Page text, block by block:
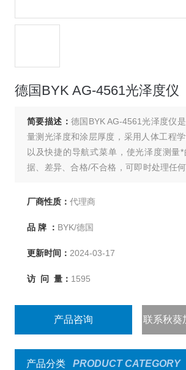
德国BYK AG-4561光泽度仪
简要描述： 德国BYK AG-4561光泽度仪
量测光泽度和涂层厚度，采用人体工程学
以及快捷的导航式菜单，使光泽度测量
据、差异、合格/不合格，可即时处理任
读数要求有可信赖的校准。智能自动诊
app破解下载提供优惠价
厂商性质： 代理商
品 牌 ： BYK/德国
更新时间： 2024-03-17
访 问 量： 1595
产品咨询 联系秋葵
产品分类
PRODUCT CATEGORY